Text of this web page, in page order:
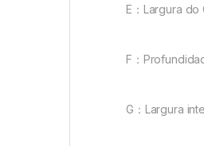
E：Largura do
F：
G：Largura